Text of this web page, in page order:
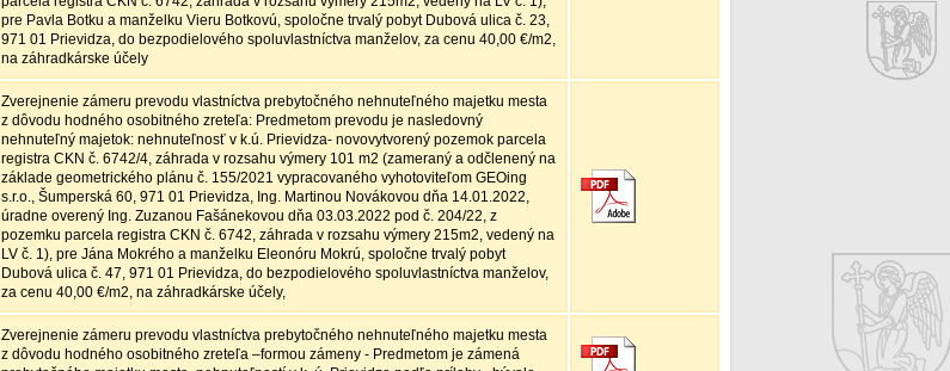
pre Pavla Botku a manželku Vieru Botkovú, spoločne trvalý pobyt Dubová ulica č. 23,
971 01 Prievidza, do bezpodielového spoluvlastníctva manželov, za cenu 40,00 €/m2,
na záhradkárske účely
Zverejnenie zámeru prevodu vlastníctva prebytočného nehnuteľného majetku mesta
z dôvodu hodného osobitného zreteľa: Predmetom prevodu je nasledovný
nehnuteľný majetok: nehnuteľnosť v k.ú. Prievidza- novovytvorený pozemok parcela
registra CKN č. 6742/4, záhrada v rozsahu výmery 101 m2 (zameraný a odčlenený na
základe geometrického plánu č. 155/2021 vypracovaného vyhotoviteľom GEOing
s.r.o., Šumperská 60, 971 01 Prievidza, Ing. Martinou Novákovou dňa 14.01.2022,
úradne overený Ing. Zuzanou Fašánekovou dňa 03.03.2022 pod č. 204/22, z
pozemku parcela registra CKN č. 6742, záhrada v rozsahu výmery 215m2, vedený na
LV č. 1), pre Jána Mokrého a manželku Eleonóru Mokrú, spoločne trvalý pobyt
Dubová ulica č. 47, 971 01 Prievidza, do bezpodielového spoluvlastníctva manželov,
za cenu 40,00 €/m2, na záhradkárske účely,
Zverejnenie zámeru prevodu vlastníctva prebytočného nehnuteľného majetku mesta
z dôvodu hodného osobitného zreteľa –formou zámeny - Predmetom je zámená